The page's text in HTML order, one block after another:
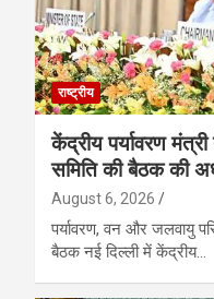
राष्ट्रीय
केंद्रीय पर्यावरण
समिति की बैठक की
August 6, 2026
पर्यावरण, वन और जलवायु
बैठक नई दिल्ली में केंद्रीय…